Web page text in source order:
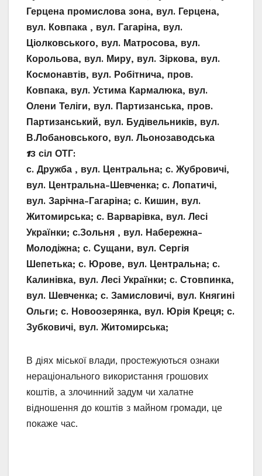
Герцена промислова зона, вул. Герцена,
вул. Ковпака , вул. Гагаріна, вул.
Ціолковського, вул. Матросова, вул.
Корольова, вул. Миру, вул. Зіркова, вул.
Космонавтів, вул. Робітнича, пров.
Ковпака, вул. Устима Кармалюка, вул.
Олени Теліги, вул. Партизанська, пров.
Партизанський, вул. Будівельників, вул.
В.Лобановського, вул. Льонозаводська
13 сіл ОТГ:
с. Дружба , вул. Центральна; с. Жубровичі,
вул. Центральна-Шевченка; с. Лопатичі,
вул. Зарічна-Гагаріна; с. Кишин, вул.
Житомирська; с. Варварівка, вул. Лесі
Українки; с.Зольня , вул. Набережна-
Молодіжна; с. Сущани, вул. Сергія
Шепетька; с. Юрове, вул. Центральна; с.
Калинівка, вул. Лесі Українки; с. Стовпинка,
вул. Шевченка; с. Замисловичі, вул. Княгині
Ольги; с. Новоозерянка, вул. Юрія Креця; с.
Зубковичі, вул. Житомирська;
В діях міської влади, простежуються ознаки
нераціонального використання грошових
коштів, а злочинний задум чи халатне
відношення до коштів з майном громади, це
покаже час.